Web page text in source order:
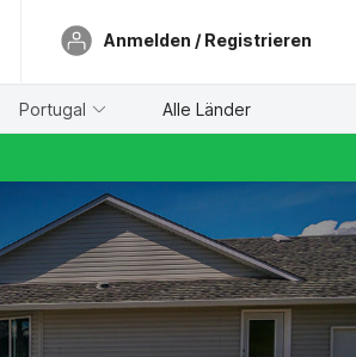
Anmelden / Registrieren
Portugal Alle Länder